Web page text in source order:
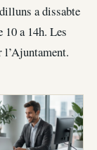
a dissabte
10 a 14h. Les
l’Ajuntament.